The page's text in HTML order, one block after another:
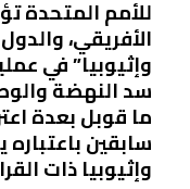
للأمم المتحدة
الأفريقي،
وإثيوبيا” في
سد النهضة
ما قوبل بعدة
سابقين
وإثيوبيا ذات